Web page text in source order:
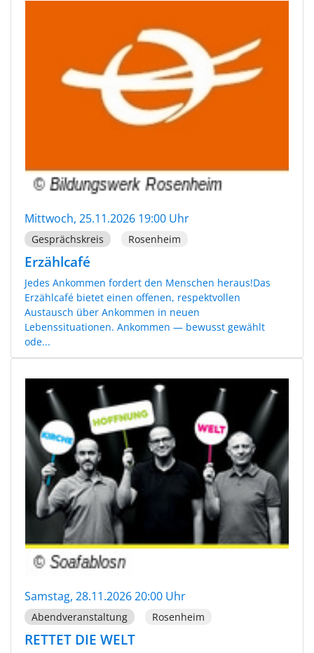
Mittwoch, 25.11.2026 19:00 Uhr
Gesprächskreis Rosenheim
Erzählcafé
Jedes Ankommen fordert den Menschen heraus!Das
Erzählcafé bietet einen offenen, respektvollen
Austausch über Ankommen in neuen
Lebenssituationen. Ankommen — bewusst gewählt
ode...
Samstag, 28.11.2026 20:00 Uhr
Abendveranstaltung Rosenheim
RETTET DIE WELT